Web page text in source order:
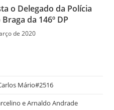
o Delegado da Polícia
da 146º DP
de 2020
Mário#2516
e Arnaldo Andrade